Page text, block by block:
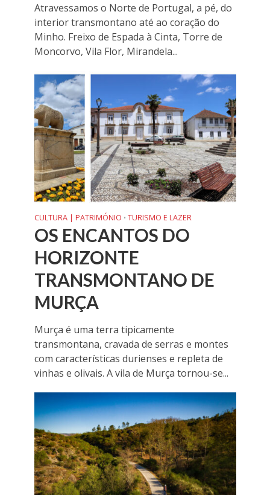
Atravessamos o Norte de Portugal, a pé, do
interior transmontano até ao coração do
Minho. Freixo de Espada à Cinta, Torre de
Moncorvo, Vila Flor, Mirandela...
CULTURA | PATRIMÓNIO • TURISMO E LAZER
OS ENCANTOS DO
HORIZONTE
TRANSMONTANO DE
MURÇA
Murça é uma terra tipicamente
transmontana, cravada de serras e montes
com características durienses e repleta de
vinhas e olivais. A vila de Murça tornou-se...